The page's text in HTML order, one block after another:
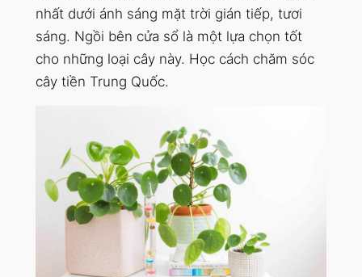
nhất dưới ánh sáng mặt trời gián tiếp, tươi
sáng. Ngồi bên cửa sổ là một lựa chọn tốt
cho những loại cây này. Học cách chăm sóc
cây tiền Trung Quốc.